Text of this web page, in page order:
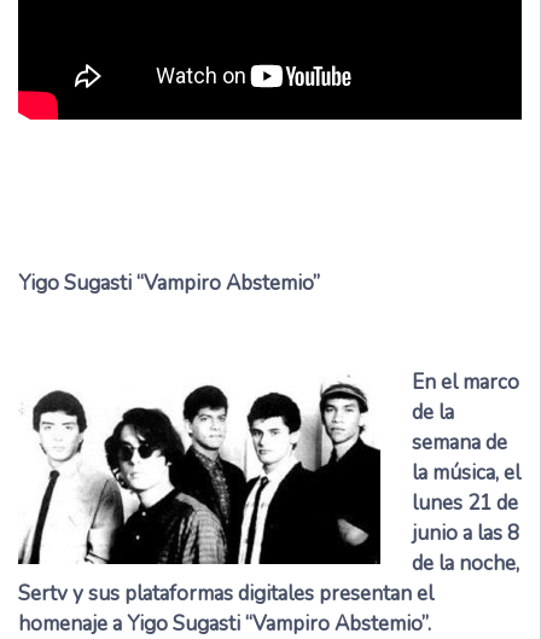
Yigo Sugasti “Vampiro Abstemio”
En el marco
de la
semana de
la música, el
lunes 21 de
junio a las 8
de la noche,
Sertv y sus plataformas digitales presentan el
homenaje a Yigo Sugasti “Vampiro Abstemio”.